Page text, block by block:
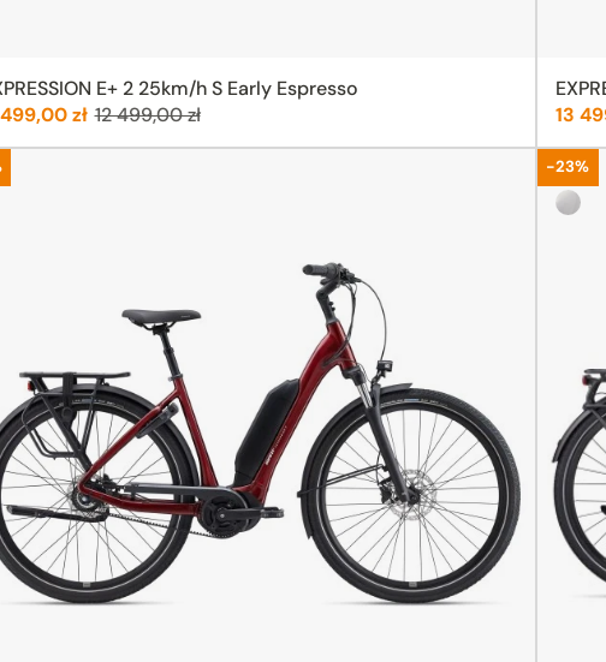
E+ 2 25km/h S Early Espresso
499,00 zł Poprzednia cena:
12 499,00 zł 13
-23%